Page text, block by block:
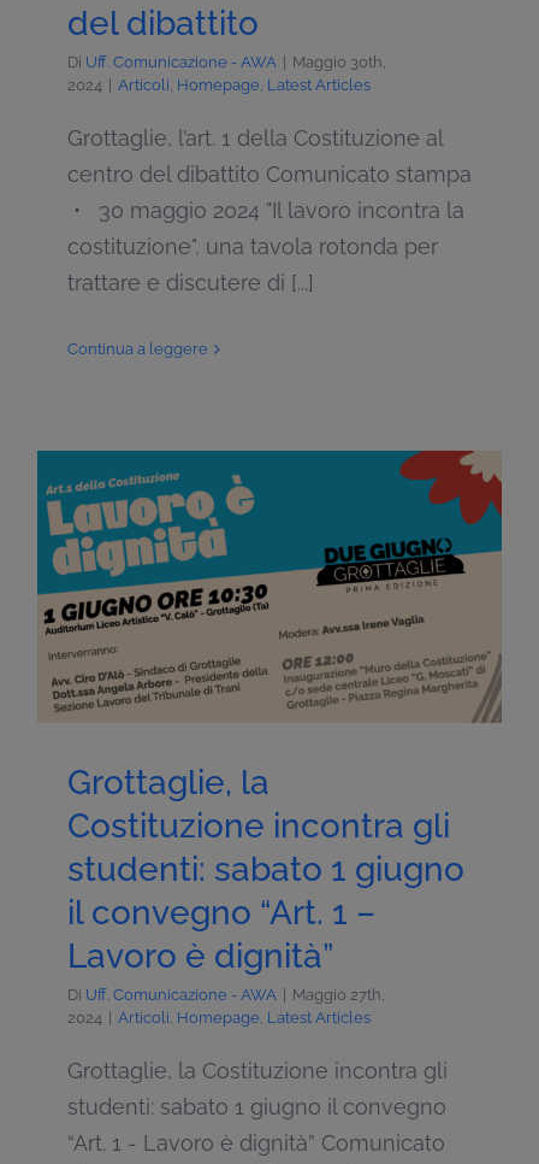
del dibattito
Di Uff. Comunicazione - AWA
Maggio 30th,
2024
Articoli Homepage Latest Articles
Grottaglie, l’art. 1 della Costituzione al
centro del dibattito Comunicato stampa
• 30 maggio 2024 "Il lavoro incontra la
costituzione", una tavola rotonda per
trattare e discutere di [...]
Continua a leggere
Grottaglie, la
Costituzione incontra gli
studenti: sabato 1 giugno
il convegno “Art. 1 –
Lavoro è dignità”
Di Uff. Comunicazione - AWA | Maggio 27th,
2024 | Articoli Homepage Latest Articles
Grottaglie, la Costituzione incontra gli
studenti: sabato 1 giugno il convegno
“Art. 1 - Lavoro è dignità” Comunicato